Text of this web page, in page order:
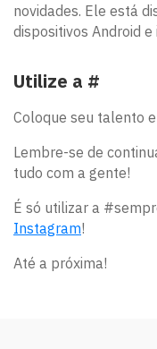
novidades. Ele está
dispositivos Android e
Utilize a #
Coloque seu talento
Lembre-se de
tudo com a gente!
É só utilizar a
Instagram!
Até a próxima!